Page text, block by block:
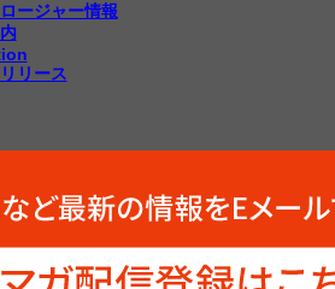
ージャー情報
リース